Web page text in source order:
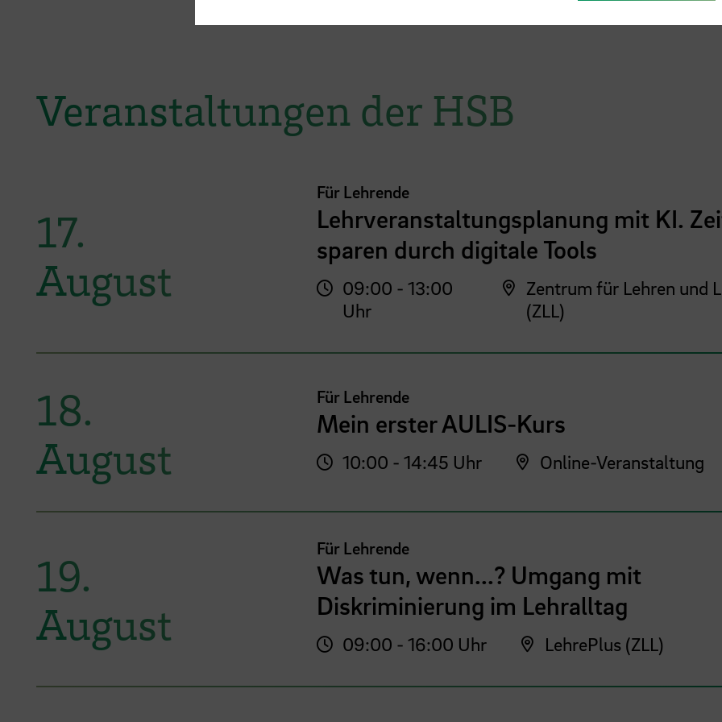
Veranstaltungen der HSB
17.
August
Für Lehrende
Lehrveranstaltungsplanung mit KI.
sparen durch digitale Tools
09:00 - 13:00
Uhr
Zentrum für Lehren und
(ZLL)
18.
August
Für Lehrende
Mein erster AULIS-Kurs
10:00 - 14:45 Uhr Online-Veranstaltung
19.
August
Für Lehrende
Was tun, wenn...? Umgang mit
Diskriminierung im Lehralltag
09:00 - 16:00 Uhr LehrePlus (ZLL)